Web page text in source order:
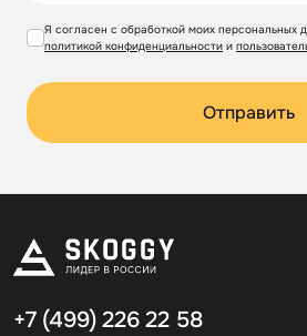
Я согласен с обработкой моих персональных
политикой конфиденциальности и
Отправить
+7 (499) 226 22 58